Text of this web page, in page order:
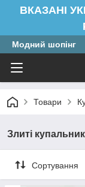
ВКАЗАНІ
Модний шопінг
Товари
Злиті
Сортування